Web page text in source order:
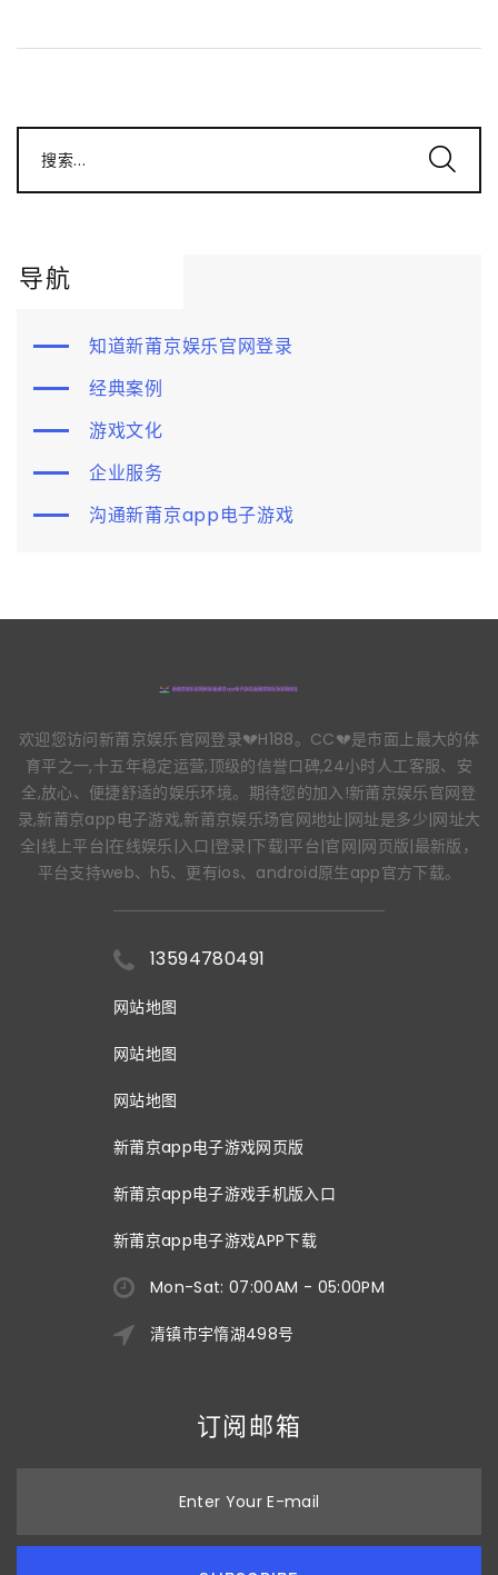
搜索...
导航
知道新莆京娱乐官网登录
经典案例
游戏文化
企业服务
沟通新莆京app电子游戏
欢迎您访问新莆京娱乐官网登录💔H188。CC💔是市面上最大的体
育平之一,十五年稳定运营,顶级的信誉口碑,24小时人工客服、安
全,放心、便捷舒适的娱乐环境。期待您的加入!新莆京娱乐官网登
录,新莆京app电子游戏,新莆京娱乐场官网地址|网址是多少|网址大
全|线上平台|在线娱乐|入口|登录|下载|平台|官网|网页版|最新版，
平台支持web、h5、更有ios、android原生app官方下载。
13594780491
网站地图
网站地图
网站地图
新莆京app电子游戏网页版
新莆京app电子游戏手机版入口
新莆京app电子游戏APP下载
Mon-Sat: 07:00AM - 05:00PM
清镇市宇惰湖498号
订阅邮箱
Enter Your E-mail